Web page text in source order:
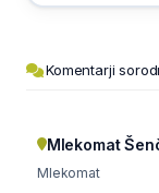
Komentarji
Mlekomat
Mlekomat